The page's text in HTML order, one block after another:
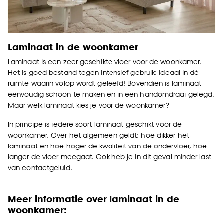
Laminaat in de woonkamer
Laminaat is een zeer geschikte vloer voor de woonkamer.
Het is goed bestand tegen intensief gebruik: ideaal in dé
ruimte waarin volop wordt geleefd! Bovendien is laminaat
eenvoudig schoon te maken en in een handomdraai gelegd.
Maar welk laminaat kies je voor de woonkamer?
In principe is iedere soort laminaat geschikt voor de
woonkamer. Over het algemeen geldt: hoe dikker het
laminaat en hoe hoger de kwaliteit van de ondervloer, hoe
langer de vloer meegaat. Ook heb je in dit geval minder last
van contactgeluid.
Meer informatie over laminaat in de
woonkamer: